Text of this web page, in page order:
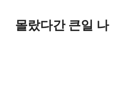
몰랐다간 큰일 나